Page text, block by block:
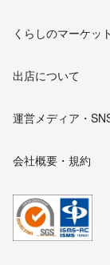
くらしのマーケッ
出店について
運営メディア・
会社概要・規約